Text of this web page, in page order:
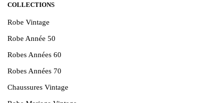
COLLECTIONS
Robe Vintage
Robe Année 50
Robes Années 60
Robes Années 70
Chaussures Vintage